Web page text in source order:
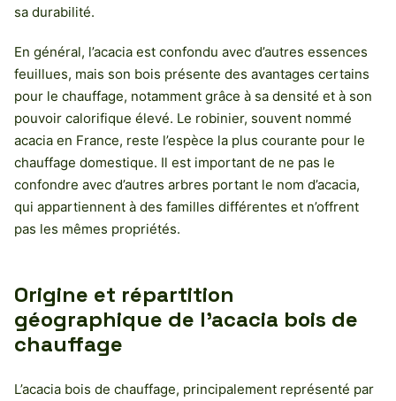
sa durabilité.
En général, l’acacia est confondu avec d’autres essences
feuillues, mais son bois présente des avantages certains
pour le chauffage, notamment grâce à sa densité et à son
pouvoir calorifique élevé. Le robinier, souvent nommé
acacia en France, reste l’espèce la plus courante pour le
chauffage domestique. Il est important de ne pas le
confondre avec d’autres arbres portant le nom d’acacia,
qui appartiennent à des familles différentes et n’offrent
pas les mêmes propriétés.
Origine et répartition
géographique de l’acacia bois de
chauffage
L’acacia bois de chauffage, principalement représenté par